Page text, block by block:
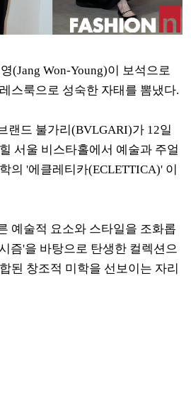
(Jang Won-Young)이 보석으로
스룩으로 성숙한 자태를 뽐냈다.
랜드 불가리(BVLGARI)가 12일
서울 비스타홀에서 예술과 주얼
의 '에클레티카(ECLETTICA)' 이
예술적 요소와 스타일을 조화롭
즘'을 바탕으로 탄생한 컬렉션으
된 창조적 미학을 선보이는 자리